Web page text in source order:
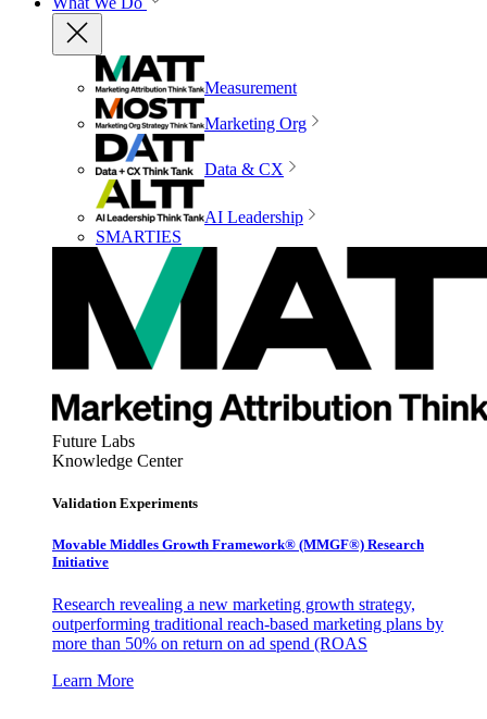
Measurement
Marketing Org
Data & CX
AI Leadership
SMARTIES
Future Labs
Knowledge Center
Validation Experiments
Movable Middles Growth Framework® (MMGF®) Research
Initiative
Research revealing a new marketing growth strategy,
outperforming traditional reach-based marketing plans by
more than 50% on return on ad spend (ROAS
Learn More